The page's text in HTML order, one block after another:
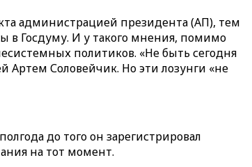
администрацией президента (АП), тем
в Госдуму. И у такого мнения, помимо
политиков. «Не быть сегодня
Артем Соловейчик. Но эти лозунги «не
до того он зарегистрировал
на тот момент.